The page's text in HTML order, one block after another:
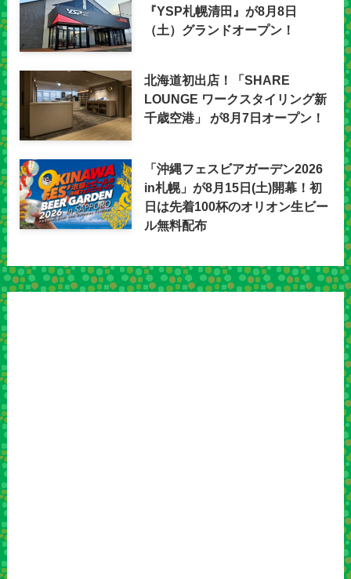
『YSP札幌清田』が8月8日
（土）グランドオープン！
北海道初出店！「SHARE
LOUNGE ワークスタイリング新
千歳空港」 が8月7日オープン！
「沖縄フェスビアガーデン2026
in札幌」が8月15日(土)開幕！初
日は先着100杯のオリオン生ビー
ル無料配布